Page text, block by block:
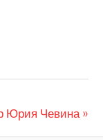
Юрия Чевина